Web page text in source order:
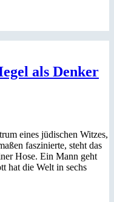
als Denker
eines jüdischen Witzes,
faszinierte, steht das
Hose. Ein Mann geht
hat die Welt in sechs